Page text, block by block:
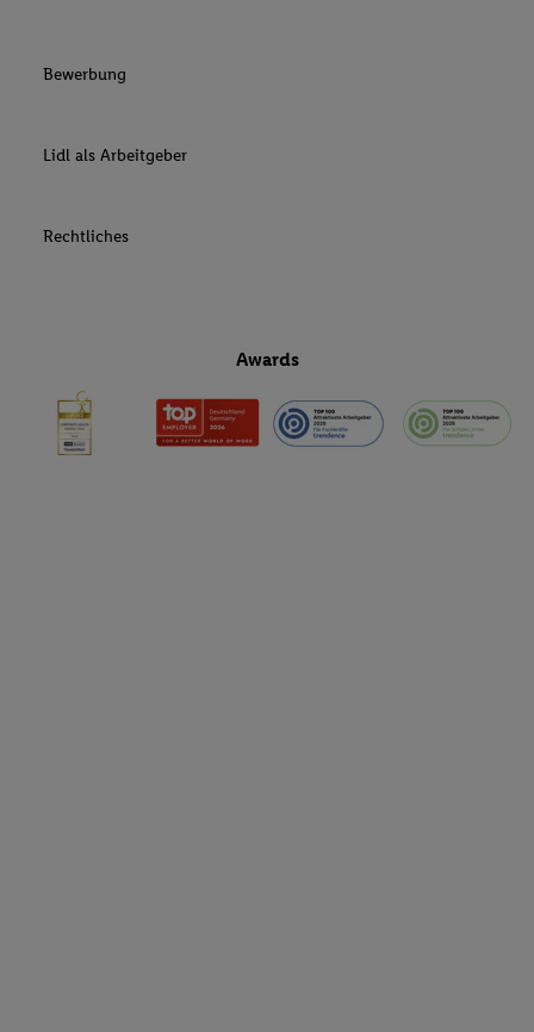
Bewerbung
Lidl als Arbeitgeber
Rechtliches
Awards